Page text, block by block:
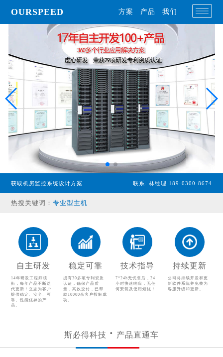
OURSPEED 方案 产品 我们
获取机房监控系统设计方案 联系: 林经理 189-0300-8674
热搜关键词：经济型主机
温湿度传感器
配电监控设备
气体监控设备
其他配件产品
自主研发
14年研发工程师领
衔，每年产品不断迭
代更新！立志为客户
提供稳定、安全、可
靠、性能优异的产
品。
稳定可靠
拥有30多项专利资质
认证，确保产品质
量，高效交付，已帮
助10000余客户投标成
功。
技术指导
7*24h无忧售后，24
小时快速响应，无任
何安装及使用烦忧！
持续更新
公司将持续开发和更
新软件系统并免费为
客服升级和更新。
斯必得科技 产品直通车